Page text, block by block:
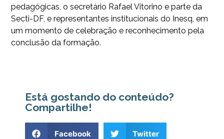
pedagógicas, o secretário Rafael Vitorino e parte da
Secti-DF, e representantes institucionais do Inesq, em
um momento de celebração e reconhecimento pela
conclusão da formação.
Está gostando do conteúdo?
Compartilhe!
Facebook Twitter